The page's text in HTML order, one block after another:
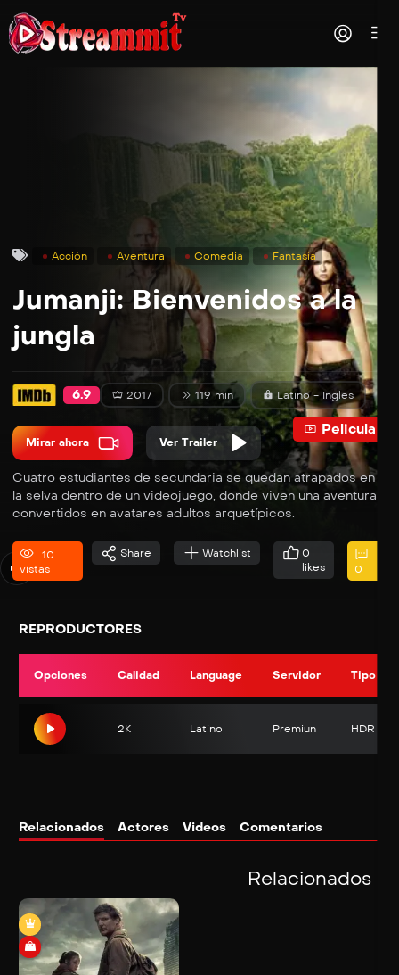
Acción Aventura Comedia Fantasía
Jumanji: Bienvenidos a la
jungla
6.9 2017 119 min Latino - Ingles
Pelicula
Mirar ahora Ver Trailer
Cuatro estudiantes de secundaria se quedan atrapados en
la selva dentro de un videojuego, donde viven una aventura
convertidos en avatares adultos arquetípicos.
10
vistas
Share Watchlist
0
likes
0
REPRODUCTORES
Opciones Calidad Language Servidor Tipo
2K Latino Premiun HDR
Relacionados Actores Videos Comentarios
Relacionados
The Last of Us